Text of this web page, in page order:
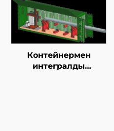
Контейнермен
интегралды